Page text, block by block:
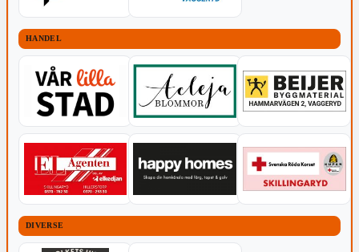
HANDEL
DIVERSE